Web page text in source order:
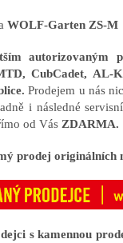
WOLF-Garten ZS-M
autorizovaným
CubCadet, AL-
Prodejem u nás
i následné
od Vás ZDARMA.
prodej originálních
s kamennou